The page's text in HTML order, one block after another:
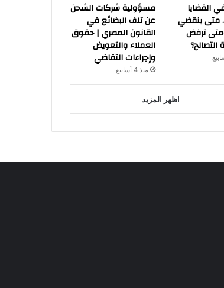
القضايا
متى ينقضي
ترفض
مسؤولية شركات الشحن
عن تلف البضائع في
القانون المصري | حقوق
العملاء والتعويض
وإجراءات التقاضي
منذ 4 أسابيع
اظهر المزيد